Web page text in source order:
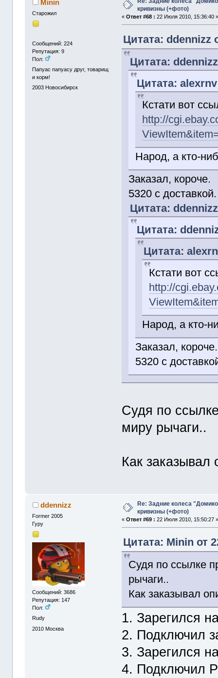
Minin
Старожил
Сообщений: 224
Репутация: 9
Пол:
Папуас папуасу друг, товарищ
и корм!
2003 Новосибирск
кривизны (+фото)
«Ответ #68 : 22 Июля 2010, 15:36:40
Цитата: ddennizz
Цитата:
Цитата:
Кстати вот
http://
Народ, а кто-
Заказал, короче.
5320 с доставкой.
Цитата:
Цитата:
Цитата:
Кстати вот
http://
Народ, а кто-
Заказал, короче.
5320 с
Судя по
миру рычаги..
Как
ddennizz
Former 2005
Гуру
Сообщений: 3686
Репутация: 147
Пол:
Rudy
2010 Москва
Re: Задние колеса
кривизны (+фото)
«Ответ #69 : 22 Июля 2010, 15:50:27
Цитата: Minin от
Судя по ссылке
рычаги..
Как заказывал
1. Зарегился
2. Подключил
3. Зарегился
4. Подключил